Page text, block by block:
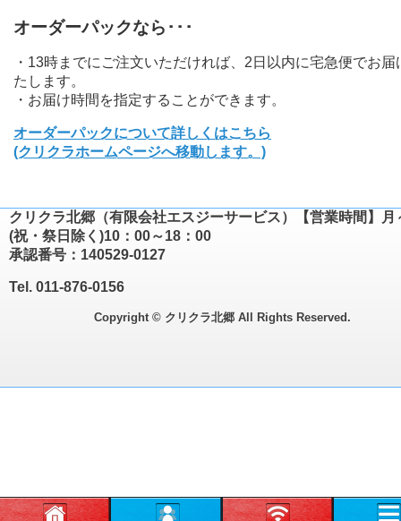
オーダーパックなら･･･
・13時までにご注文いただければ、2日以内に宅急便でお届
たします。
・お届け時間を指定することができます。
オーダーパックについて詳しくはこちら
(クリクラホームページへ移動します。)
クリクラ北郷（有限会社エスジーサービス）【営業時間】月
(祝・祭日除く)10：00～18：00
承認番号：140529-0127
Tel. 011-876-0156
Copyright © クリクラ北郷 All Rights Reserved.